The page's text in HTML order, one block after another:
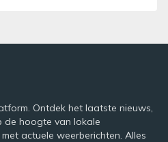
Ontdek het laatste nieuws,
de hoogte van lokale
actuele weerberichten. Alles